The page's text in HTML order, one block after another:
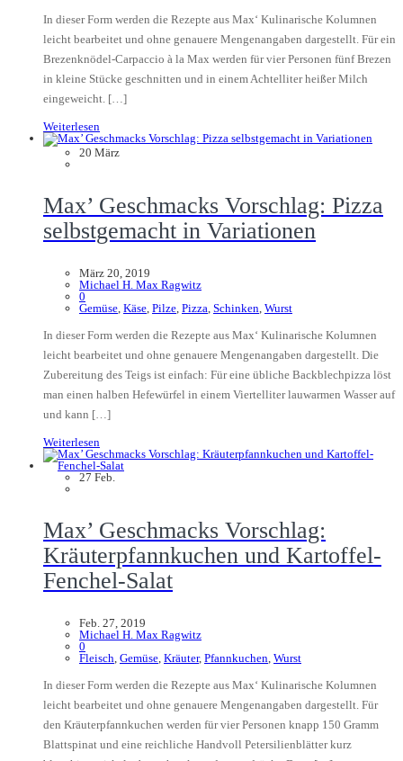
In dieser Form werden die Rezepte aus Max‘ Kulinarische Kolumnen
leicht bearbeitet und ohne genauere Mengenangaben dargestellt. Für ein
Brezenknödel-Carpaccio à la Max werden für vier Personen fünf Brezen
in kleine Stücke geschnitten und in einem Achtelliter heißer Milch
eingeweicht. […]
Weiterlesen
20 März
Max’ Geschmacks Vorschlag: Pizza
selbstgemacht in Variationen
März 20, 2019
Michael H. Max Ragwitz
0
Gemüse Käse Pilze Pizza Schinken Wurst
In dieser Form werden die Rezepte aus Max‘ Kulinarische Kolumnen
leicht bearbeitet und ohne genauere Mengenangaben dargestellt. Die
Zubereitung des Teigs ist einfach: Für eine übliche Backblechpizza löst
man einen halben Hefewürfel in einem Viertelliter lauwarmen Wasser auf
und kann […]
Weiterlesen
27 Feb.
Max’ Geschmacks Vorschlag:
Kräuterpfannkuchen und Kartoffel-
Fenchel-Salat
Feb. 27, 2019
Michael H. Max Ragwitz
0
Fleisch Gemüse Kräuter, Pfannkuchen Wurst
In dieser Form werden die Rezepte aus Max‘ Kulinarische Kolumnen
leicht bearbeitet und ohne genauere Mengenangaben dargestellt. Für
den Kräuterpfannkuchen werden für vier Personen knapp 150 Gramm
Blattspinat und eine reichliche Handvoll Petersilienblätter kurz